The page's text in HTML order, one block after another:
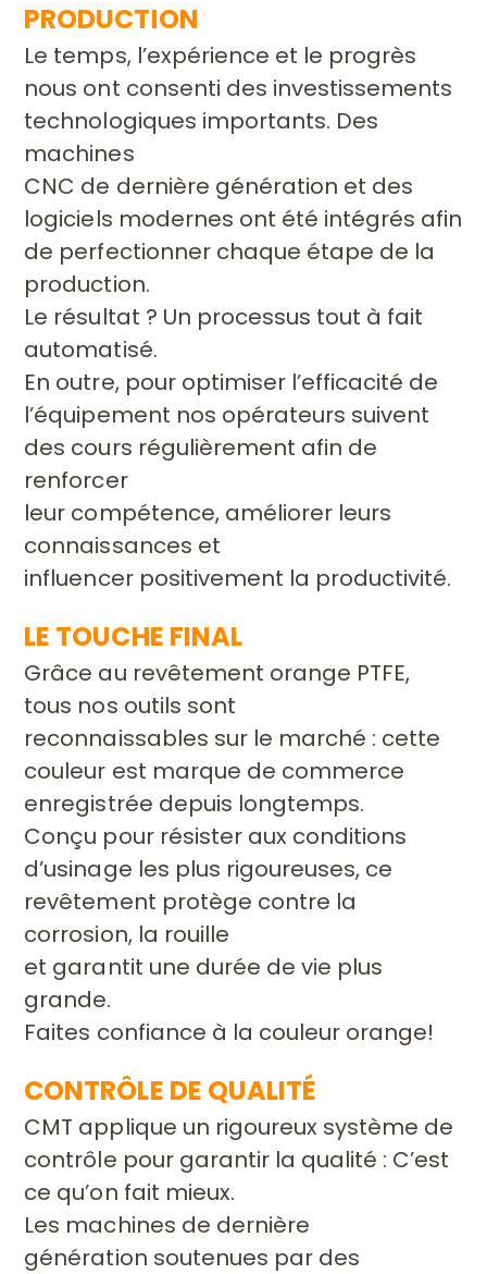
PRODUCTION
Le temps, l’expérience et le progrès
nous ont consenti des investissements
technologiques importants. Des
machines
CNC de dernière génération et des
logiciels modernes ont été intégrés afin
de perfectionner chaque étape de la
production.
Le résultat ? Un processus tout à fait
automatisé.
En outre, pour optimiser l’efficacité de
l’équipement nos opérateurs suivent
des cours régulièrement afin de
renforcer
leur compétence, améliorer leurs
connaissances et
influencer positivement la productivité.
LE TOUCHE FINAL
Grâce au revêtement orange PTFE,
tous nos outils sont
reconnaissables sur le marché : cette
couleur est marque de commerce
enregistrée depuis longtemps.
Conçu pour résister aux conditions
d’usinage les plus rigoureuses, ce
revêtement protège contre la
corrosion, la rouille
et garantit une durée de vie plus
grande.
Faites confiance à la couleur orange!
CONTRÔLE DE QUALITÉ
CMT applique un rigoureux système de
contrôle pour garantir la qualité : C’est
ce qu’on fait mieux.
Les machines de dernière
génération soutenues par des